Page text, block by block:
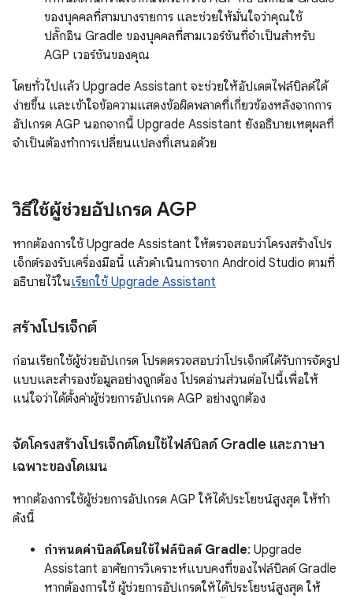
ของบุคคลที่สามบางรายการ และช่วยให้มั่นใจว่าคุณใช้
ปลั๊กอิน Gradle ของบุคคลที่สามเวอร์ชันที่จำเป็นสำหรับ
AGP เวอร์ชันของคุณ
โดยทั่วไปแล้ว Upgrade Assistant จะช่วยให้อัปเดตไฟล์บิลด์ได้
ง่ายขึ้น และเข้าใจข้อความแสดงข้อผิดพลาดที่เกี่ยวข้องหลังจากการ
อัปเกรด AGP นอกจากนี้ Upgrade Assistant ยังอธิบายเหตุผลที่
จำเป็นต้องทำการเปลี่ยนแปลงที่เสนอด้วย
วิธีใช้ผู้ช่วยอัปเกรด AGP
หากต้องการใช้ Upgrade Assistant ให้ตรวจสอบว่าโครงสร้างโปร
เจ็กต์รองรับเครื่องมือนี้ แล้วดำเนินการจาก Android Studio ตามที่
อธิบายไว้ในเรียกใช้ Upgrade Assistant
สร้างโปรเจ็กต์
ก่อนเรียกใช้ผู้ช่วยอัปเกรด โปรดตรวจสอบว่าโปรเจ็กต์ได้รับการจัดรูป
แบบและสำรองข้อมูลอย่างถูกต้อง โปรดอ่านส่วนต่อไปนี้เพื่อให้
แน่ใจว่าได้ตั้งค่าผู้ช่วยการอัปเกรด AGP อย่างถูกต้อง
จัดโครงสร้างโปรเจ็กต์โดยใช้ไฟล์บิลด์ Gradle และภาษา
เฉพาะของโดเมน
หากต้องการใช้ผู้ช่วยการอัปเกรด AGP ให้ได้ประโยชน์สูงสุด ให้ทำ
ดังนี้
กำหนดค่าบิลด์โดยใช้ไฟล์บิลด์ Gradle: Upgrade
Assistant อาศัยการวิเคราะห์แบบคงที่ของไฟล์บิลด์ Gradle
หากต้องการใช้ ผู้ช่วยการอัปเกรดให้ได้ประโยชน์สูงสุด ให้